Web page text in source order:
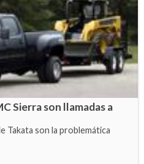
Sierra son llamadas a
Takata son la problemática